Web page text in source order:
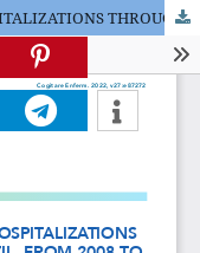
ANALYSIS OF THE PSYCHIATRIC HOSPITALIZATIONS THROUGH THE SUS IN PIAUÍ, BRAZIL, FROM 2008 TO 2020